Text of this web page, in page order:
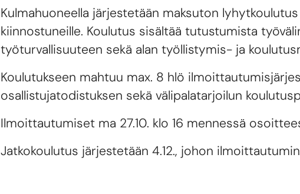
Kulmahuoneella järjestetään maksuton
kiinnostuneille. Koulutus sisältää tutustumista
työturvallisuuteen sekä alan työllistymis- ja
Koulutukseen mahtuu max. 8 hlö
osallistujatodistuksen sekä välipalatarjoilun
Ilmoittautumiset ma 27.10. klo 16 mennessä
Jatkokoulutus järjestetään 4.12., johon